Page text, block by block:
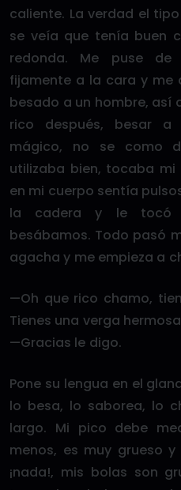
caliente. La verdad el
se veía que tenía buen
redonda. Me puse
fijamente a la cara y me
besado a un hombre, así
rico después, besar
mágico, no se como
utilizaba bien, tocaba
en mi cuerpo sentía
la cadera y le tocó
besábamos. Todo pasó
agacha y me empieza a
—Oh que rico chamo,
Tienes una verga
—Gracias le digo.
Pone su lengua en el
lo besa, lo saborea, lo
largo. Mi pico debe
menos, es muy grueso
¡nada!, mis bolas son